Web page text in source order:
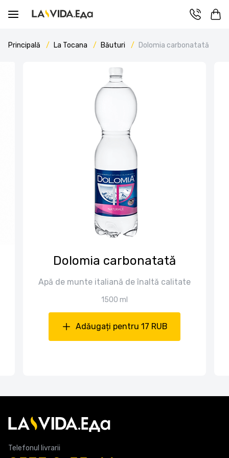
Principală La Tocana Băuturi Dolomia carbonatată
Dolomia carbonatată
Apă de munte italiană de înaltă calitate
1500 ml
Adăugați pentru 17 RUB
Telefonul livrarii